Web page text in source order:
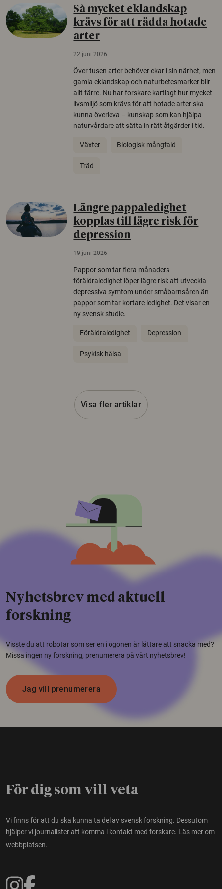
Så mycket eklandskap
krävs för att rädda hotade
arter
22 juni 2026
Över tusen arter behöver ekar i sin närhet, men
gamla eklandskap och naturbetesmarker blir
allt färre. Nu har forskare kartlagt hur mycket
livsmiljö som krävs för att hotade arter ska
kunna överleva – kunskap som kan hjälpa
naturvårdare att sätta in rätt åtgärder i tid.
Växter Biologisk mångfald
Träd
Längre pappaledighet
kopplas till lägre risk för
depression
19 juni 2026
Pappor som tar flera månaders
föräldraledighet löper lägre risk att utveckla
depressiva symtom under småbarnsåren än
pappor som tar kortare ledighet. Det visar en
ny svensk studie.
Föräldraledighet Depression
Psykisk hälsa
Visa fler artiklar
Nyhetsbrev med aktuell
forskning
Visste du att robotar som ser en i ögonen är lättare att snacka med?
Missa ingen ny forskning, prenumerera på vårt nyhetsbrev!
Jag vill prenumerera
För dig som vill veta
Vi finns för att du ska kunna ta del av svensk forskning. Dessutom
hjälper vi journalister att komma i kontakt med forskare. Läs mer om
webbplatsen.